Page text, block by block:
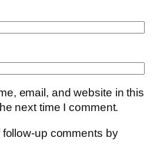
email, and website in this
next time I comment.
follow-up comments by